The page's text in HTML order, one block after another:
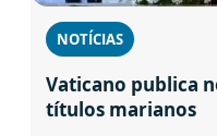
NOTÍCIAS
Vaticano publica
títulos marianos